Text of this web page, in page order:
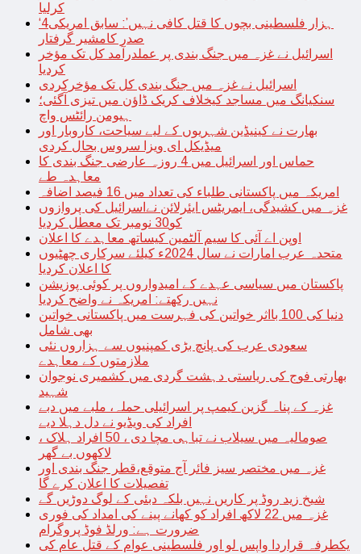
کرلیا
‘4ہزار فلسطینی بچوں کا قتل کافی نہیں’: سابق امریکی
صدر کامشیر گرفتار
اسرائیل نے غزہ میں جنگ بندی پر عملدرآمد کل تک مؤخر
کردیا
اسرائیل نے غزہ میں جنگ بندی کل تک مؤخرکردی
سنکیانگ میں مساجد کیخلاف کریک ڈاؤن میں تیزی آگئی؛
ہیومن رائٹس واچ
بھارت نے کینیڈین شہریوں کے لیے سیاحت، کاروبار اور
میڈیکل ای ویزا سروس بحال کردی
حماس اور اسرائیل میں 4 روزہ عارضی جنگ بندی کا
معاہدہ طے
امریکہ میں پاکستانی طلباء کی تعداد میں 16 فیصد اضافہ
غزہ میں کشیدگی، ایمریٹس ایئرلائن نےاسرائیل کی پروازوں
کو30 نومبر تک معطل کردیا
اوپن اے آئی کا سیم آلٹمین کیساتھ معاہدے کا اعلان
متحدہ عرب امارات نے سال 2024ء کیلئے سرکاری چھٹیوں
کا اعلان کردیا
پاکستان میں سیاسی عہدے کے امیدواروں پر کوئی پوزیشن
نہیں رکھتے: امریکہ نے واضح کردیا
دنیا کی 100 بااثر خواتین کی فہرست میں پاکستانی خواتین
بھی شامل
سعودی عرب کی پانچ بڑی کمپنیوں سے ہزاروں نئی
ملازمتوں کے معاہدے
بھارتی فوج کی ریاستی دہشت گردی میں کشمیری نوجوان
شہید
غزہ کے پناہ گزین کیمپ پر اسرائیلی حملہ، ملبے میں دبے
افراد کی ویڈیو نے دل دہلا دیے
صومالیہ میں سیلاب نے تباہی مچا دی ، 50 افراد ہلاک ،
لاکھوں بے گھر
غزہ میں مختصر سیز فائر آج متوقع،قطر جنگ بندی اور
تفصیلات کا اعلان کرے گا
شیخ زید روڈ پر کاریں نہیں بلکہ دبئی کے لوگ دوڑیں گے
غزہ میں 22 لاکھ افراد کو کھانے پینے کی امداد کی فوری
ضرورت ہے: ورلڈ فوڈ پروگرام
یکطرفہ قراردا واپس لو اور فلسطینی عوام کے قتل عام کی